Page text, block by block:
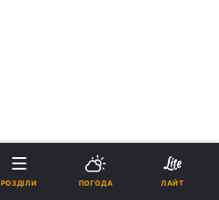
РОЗДІЛИ ПОГОДА ЛАЙТ